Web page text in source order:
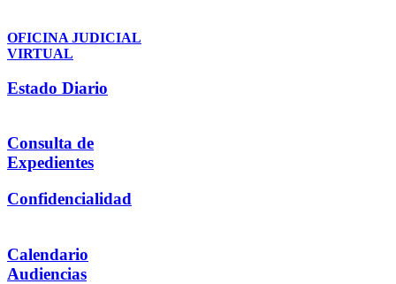
OFICINA JUDICIAL
VIRTUAL
Estado Diario
Consulta de
Expedientes
Confidencialidad
Calendario
Audiencias